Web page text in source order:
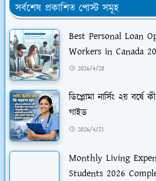
সর্বশেষ প্রকাশিত পোস্ট সমূহ
Best Personal Loan
Workers in Canada
2026/4/28
ডিপ্লোমা নার্সিং ২য়
গাইড
2026/4/21
Monthly Living
Students 2026